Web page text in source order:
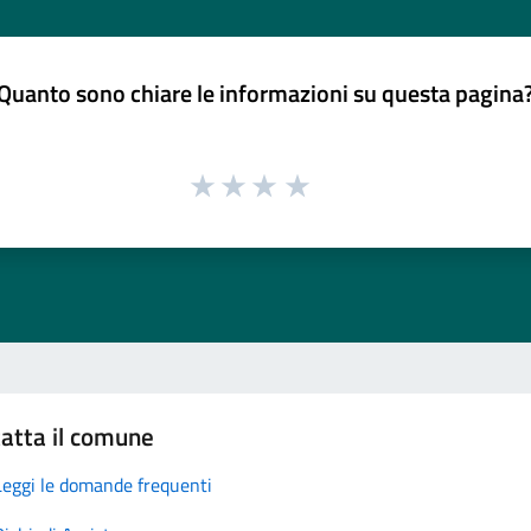
sono chiare le informazioni su questa
il comune
le domande frequenti